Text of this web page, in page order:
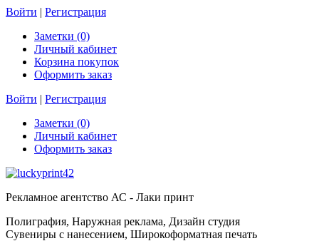
Войти | Регистрация
Заметки (0)
Личный кабинет
Корзина покупок
Оформить заказ
Войти | Регистрация
Заметки (0)
Личный кабинет
Оформить заказ
Рекламное агентство АС - Лаки принт
Полиграфия, Наружная реклама, Дизайн студия
Сувениры с нанесением, Широкоформатная печать